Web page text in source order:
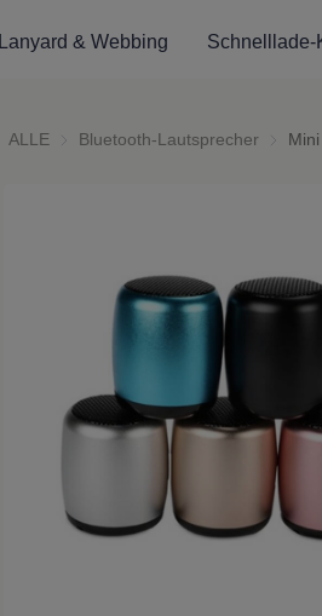
Lanyard & Webbing Schnelllade-
ALLE Bluetooth-Lautsprecher